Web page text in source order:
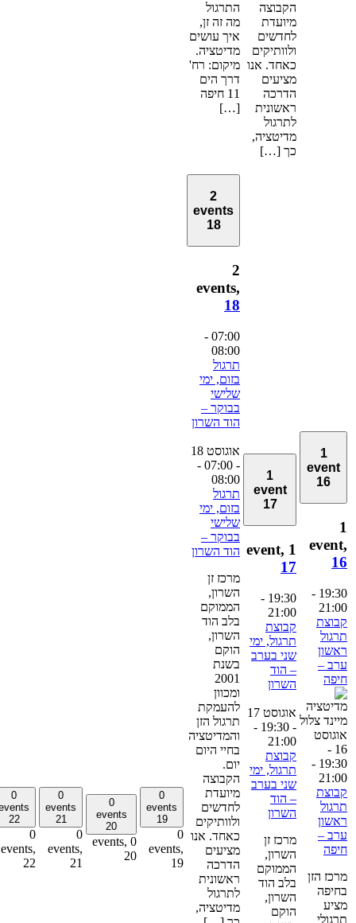
הקבוצה
מיועדת
לחדשים
ולוותיקים
כאחד. אנו
מציעים
הדרכה
ראשונית
לתרגול
מדיטציה,
כך […]
התרגול
מה זה זן,
איך עושים
מדיטציה.
מיקום: רח'
דרך הים
11 חיפה
[…]
event
16
-
–
16 -
-
–
הזן
event
17
17
19:30
-
21:00
קבוצת
תרגול, ימי
שני בערב
– הוד
השרון
אוגוסט 17
- 19:30
-
21:00
קבוצת
תרגול, ימי
שני בערב
– הוד
השרון
מרכז זן
השרון,
הממוקם
בלב הוד
השרון,
הוקם
events
18
events,
18
07:00
-
08:00
תרגול
בזום, ימי
שלישי
בבוקר –
הוד השרון
אוגוסט 18
-
08:00
תרגול
בזום, ימי
שלישי
בבוקר –
הוד השרון
מרכז זן
השרון,
הממוקם
בלב הוד
השרון,
הוקם
בשנת
2001
ומכוון
להעמקת
תרגול הזן
והמדיטציה
בחיי היום
יום.
הקבוצה
מיועדת
לחדשים
ולוותיקים
כאחד. אנו
מציעים
הדרכה
ראשונית
לתרגול
מדיטציה,
events
19
0
events,
19
events
20
20
events
21
0
events,
events
22
events,
22